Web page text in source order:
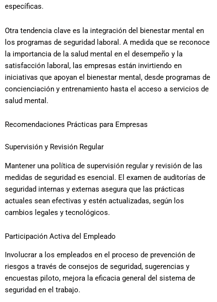
específicas.
Otra tendencia clave es la integración del bienestar mental en
los programas de seguridad laboral. A medida que se reconoce
la importancia de la salud mental en el desempeño y la
satisfacción laboral, las empresas están invirtiendo en
iniciativas que apoyan el bienestar mental, desde programas de
concienciación y entrenamiento hasta el acceso a servicios de
salud mental.
Recomendaciones Prácticas para Empresas
Supervisión y Revisión Regular
Mantener una política de supervisión regular y revisión de las
medidas de seguridad es esencial. El examen de auditorías de
seguridad internas y externas asegura que las prácticas
actuales sean efectivas y estén actualizadas, según los
cambios legales y tecnológicos.
Participación Activa del Empleado
Involucrar a los empleados en el proceso de prevención de
riesgos a través de consejos de seguridad, sugerencias y
encuestas piloto, mejora la eficacia general del sistema de
seguridad en el trabajo.